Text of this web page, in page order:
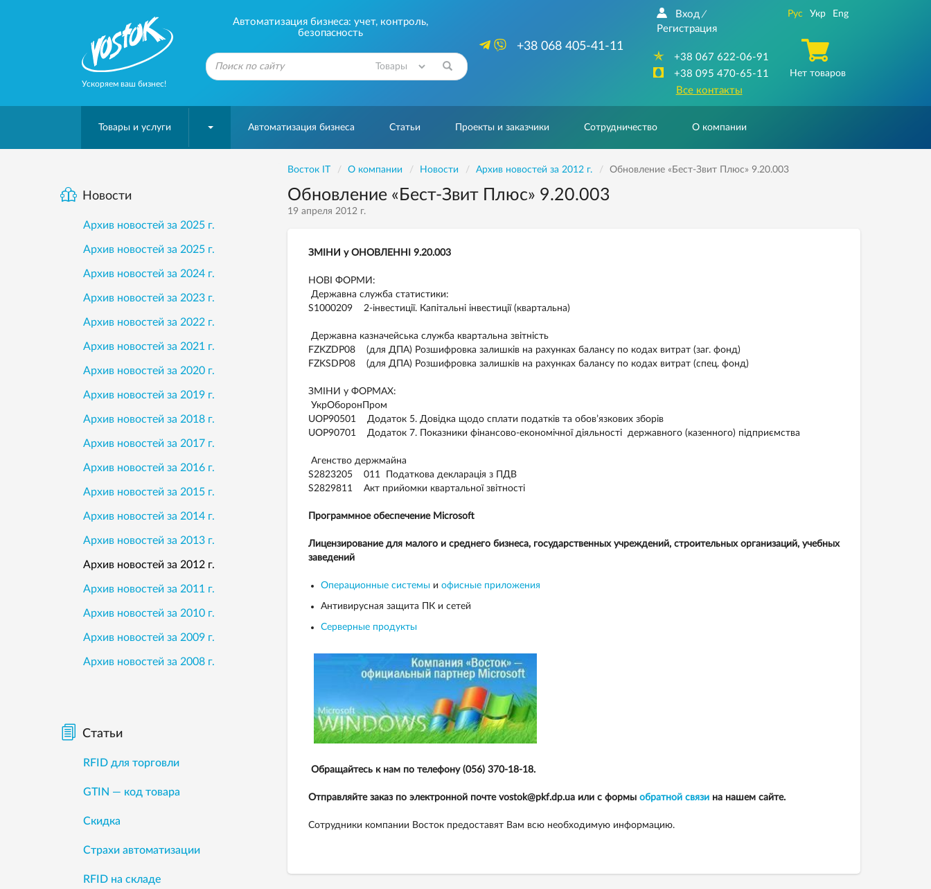
Ускоряем ваш бизнес!
Автоматизация бизнеса: учет, контроль,
безопасность
+38 068 405-41-11
Вход /
Регистрация
+38 067 622-06-91
+38 095 470-65-11
Все контакты
Рус Укр Eng
Нет товаров
Товары и услуги Автоматизация бизнеса Статьи Проекты и заказчики Сотрудничество О компании
Восток IT О компании Новости Архив новостей за 2012 г. Обновление «Бест-Звит Плюс» 9.20.003
Обновление «Бест-Звит Плюс» 9.20.003
19 апреля 2012 г.
ЗМІНИ у ОНОВЛЕННІ 9.20.003
НОВІ ФОРМИ:
Державна служба статистики:
S1000209 2-інвестиції. Капітальні інвестиції (квартальна)
Державна казначейська служба квартальна звітність
FZKZDP08 (для ДПА) Розшифровка залишків на рахунках балансу по кодах витрат (заг. фонд)
FZKSDP08 (для ДПА) Розшифровка залишків на рахунках балансу по кодах витрат (спец. фонд)
ЗМІНИ у ФОРМАХ:
УкрОборонПром
UOP90501 Додаток 5. Довідка щодо сплати податків та обов’язкових зборів
UOP90701 Додаток 7. Показники фінансово-економічної діяльності державного (казенного) підприємства
Агенство держмайна
S2823205 011 Податкова декларація з ПДВ
S2829811 Акт прийомки квартальної звітності
Программное обеспечение Microsoft
Лицензирование для малого и среднего бизнеса, государственных учреждений, строительных организаций, учебных
заведений
Операционные системыи офисные приложения
Антивирусная защита ПК и сетей
Серверные продукты
Обращайтесь к нам по телефону (056) 370-18-18.
Отправляйте заказ по электронной почте vostok@pkf.dp.ua или с формы обратной связина нашем сайте.
Сотрудники компании Восток предоставят Вам всю необходимую информацию.
Новости
Архив новостей за 2025 г.
Архив новостей за 2025 г.
Архив новостей за 2024 г.
Архив новостей за 2023 г.
Архив новостей за 2022 г.
Архив новостей за 2021 г.
Архив новостей за 2020 г.
Архив новостей за 2019 г.
Архив новостей за 2018 г.
Архив новостей за 2017 г.
Архив новостей за 2016 г.
Архив новостей за 2015 г.
Архив новостей за 2014 г.
Архив новостей за 2013 г.
Архив новостей за 2012 г.
Архив новостей за 2011 г.
Архив новостей за 2010 г.
Архив новостей за 2009 г.
Архив новостей за 2008 г.
Статьи
RFID для торговли
GTIN — код товара
Скидка
Страхи автоматизации
RFID на складе